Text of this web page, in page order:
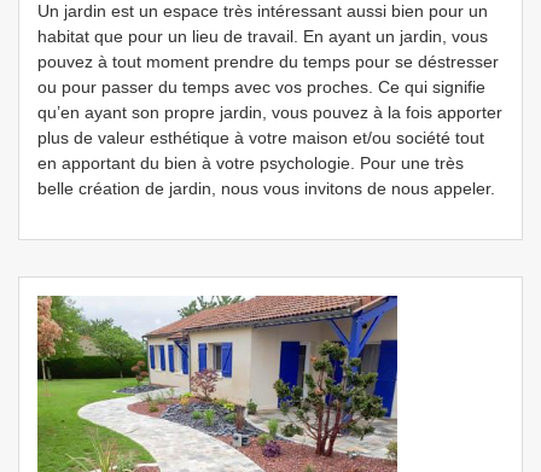
Un jardin est un espace très intéressant aussi bien pour un
habitat que pour un lieu de travail. En ayant un jardin, vous
pouvez à tout moment prendre du temps pour se déstresser
ou pour passer du temps avec vos proches. Ce qui signifie
qu’en ayant son propre jardin, vous pouvez à la fois apporter
plus de valeur esthétique à votre maison et/ou société tout
en apportant du bien à votre psychologie. Pour une très
belle création de jardin, nous vous invitons de nous appeler.